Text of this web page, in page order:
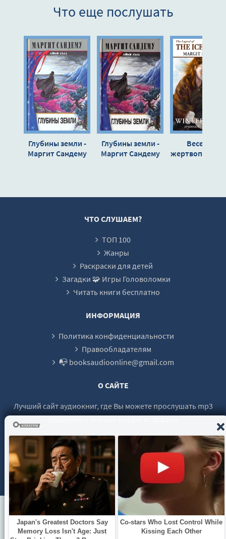
Что еще послушать
Глубины земли -
Маргит Сандему
Глубины земли -
Маргит Сандему
Весеннее
ЧТО СЛУШАЕМ?
ТОП 100
Жанры
Раскраски для детей
Загадки 🧩 Игры Головоломки
Читать книги бесплатно
ИНФОРМАЦИЯ
Политика конфиденциальности
Правообладателям
📭 booksaudioonline@gmail.com
О САЙТЕ
Лучший сайт аудиокниг, где Вы можете прослушать mp3
аудиокнигу онлайн без регистрации.
© 2021 - 2026 booksaudio-online.com Все права защищены.